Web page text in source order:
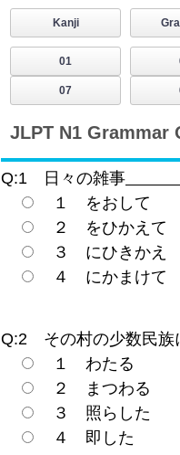
Kanji
01
07
JLPT N1 Grammar
Q:1 日々の雑事
１ をおして
２ をひかえて
３ にひきかえ
４ にかまけて
Q:2 その村の少数民族
１ わたる
２ まつわる
３ 照らした
４ 即した